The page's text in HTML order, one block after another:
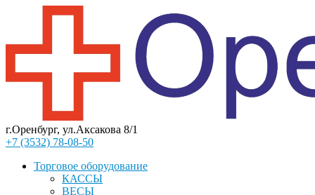
г.Оренбург, ул.Аксакова 8/1
+7 (3532) 78-08-50
Торговое оборудование
КАССЫ
ВЕСЫ